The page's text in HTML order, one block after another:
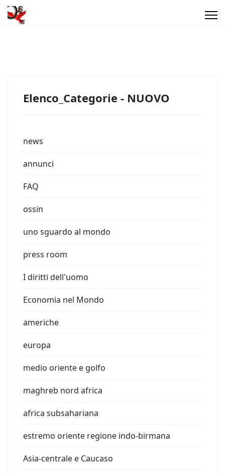
Elenco_Categorie - NUOVO
news
annunci
FAQ
ossin
uno sguardo al mondo
press room
I diritti dell'uomo
Economia nel Mondo
americhe
europa
medio oriente e golfo
maghreb nord africa
africa subsahariana
estremo oriente regione indo-birmana
Asia-centrale e Caucaso